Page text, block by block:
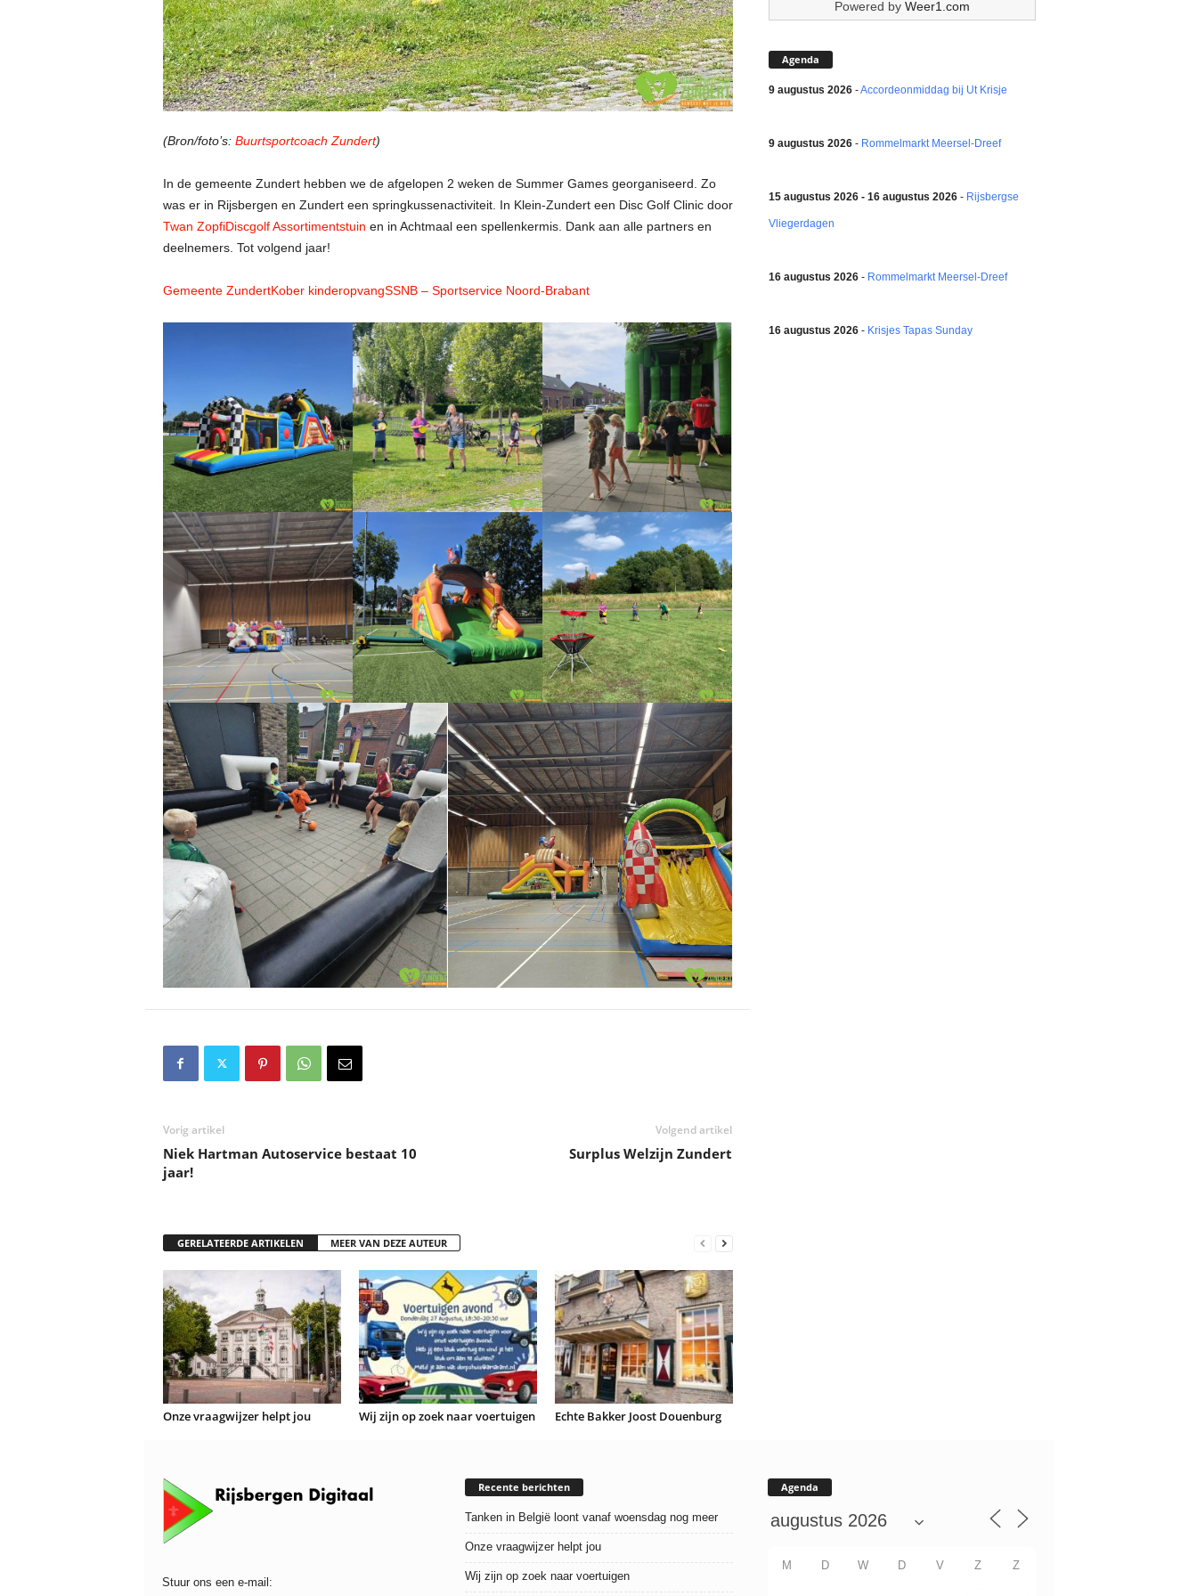
(Bron/foto’s: Buurtsportcoach Zundert)
In de gemeente Zundert hebben we de afgelopen 2 weken de Summer Games georganiseerd. Zo
was er in Rijsbergen en Zundert een springkussenactiviteit. In Klein-Zundert een Disc Golf Clinic door
Twan ZopfiDiscgolf Assortimentstuin en in Achtmaal een spellenkermis. Dank aan alle partners en
deelnemers. Tot volgend jaar!
Gemeente ZundertKober kinderopvangSSNB – Sportservice Noord-Brabant
Vorig artikel
Niek Hartman Autoservice bestaat 10
jaar!
Volgend artikel
Surplus Welzijn Zundert
GERELATEERDE ARTIKELEN MEER VAN DEZE AUTEUR
Onze vraagwijzer helpt jou Wij zijn op zoek naar voertuigen Echte Bakker Joost Douenburg
Powered by Weer1.com
Agenda
9 augustus 2026-Accordeonmiddag bij Ut Krisje
9 augustus 2026- Rommelmarkt Meersel-Dreef
15 augustus 2026 - 16 augustus 2026- Rijsbergse
Vliegerdagen
16 augustus 2026- Rommelmarkt Meersel-Dreef
16 augustus 2026- Krisjes Tapas Sunday
Stuur ons een e-mail:
Recente berichten
Tanken in België loont vanaf woensdag nog meer
Onze vraagwijzer helpt jou
Wij zijn op zoek naar voertuigen
Agenda
M D W D V Z Z